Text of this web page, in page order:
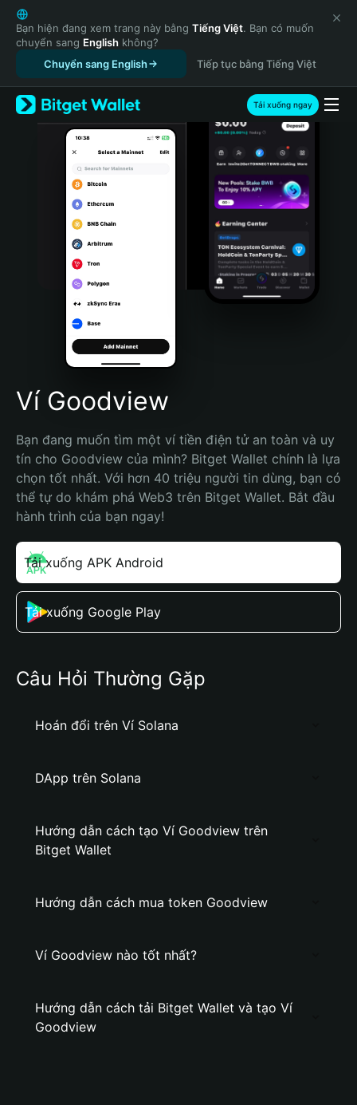
English
日本語
Tiếng Việt
Русский
Español (Latinoamérica)
Türkçe
Italiano
Português (Portugal)
Bahasa Indonesia
Português (Brasil)
Español (Argentina)
Bạn hiện đang xem trang này bằng Tiếng Việt. Bạn có muốn
chuyển sang English không?
Chuyển sang English
Tiếp tục bằng Tiếng Việt
Tải xuống ngay
Ví Goodview
Bạn đang muốn tìm một ví tiền điện tử an toàn và uy
tín cho Goodview của mình? Bitget Wallet chính là lựa
chọn tốt nhất. Với hơn 40 triệu người tin dùng, bạn có
thể tự do khám phá Web3 trên Bitget Wallet. Bắt đầu
hành trình của bạn ngay!
Tải xuống APK Android
Tải xuống Google Play
Câu Hỏi Thường Gặp
Hoán đổi trên Ví Solana
DApp trên Solana
Hướng dẫn cách tạo Ví Goodview trên
Bitget Wallet
Hướng dẫn cách mua token Goodview
Ví Goodview nào tốt nhất?
Hướng dẫn cách tải Bitget Wallet và tạo Ví
Goodview